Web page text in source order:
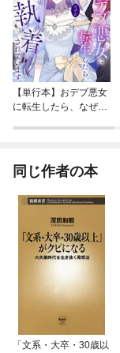
【単行本】おデブ悪女
に転生したら、なぜか
同じ作者の本
「文系・大卒・30歳以